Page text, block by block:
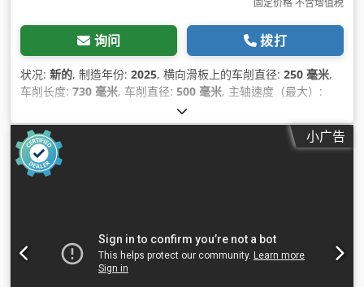
询问 拨打
状况: 新的, 制造年份: 2025, 横向滑板上的车削直径: 250 毫米,
车削长度: 730 毫米, 车削直径: 500 毫米, 主轴速度（最大）:
小广告